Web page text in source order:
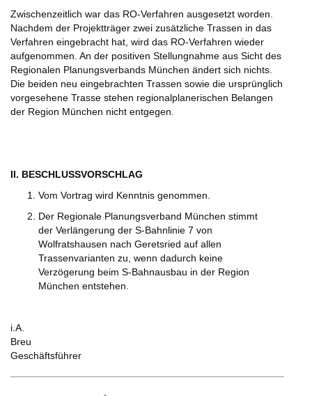
Zwischenzeitlich war das RO-Verfahren ausgesetzt worden.
Nachdem der Projektträger zwei zusätzliche Trassen in das
Verfahren eingebracht hat, wird das RO-Verfahren wieder
aufgenommen. An der positiven Stellungnahme aus Sicht des
Regionalen Planungsverbands München ändert sich nichts.
Die beiden neu eingebrachten Trassen sowie die ursprünglich
vorgesehene Trasse stehen regionalplanerischen Belangen
der Region München nicht entgegen.
II. BESCHLUSSVORSCHLAG
Vom Vortrag wird Kenntnis genommen.
Der Regionale Planungsverband München stimmt
der Verlängerung der S-Bahnlinie 7 von
Wolfratshausen nach Geretsried auf allen
Trassenvarianten zu, wenn dadurch keine
Verzögerung beim S-Bahnausbau in der Region
München entstehen.
i.A.
Breu
Geschäftsführer